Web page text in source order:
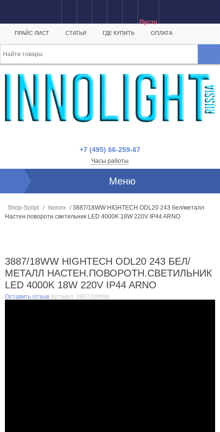
Пусто
ПРАЙС ЛИСТ СТАТЬИ ГДЕ КУПИТЬ ОПЛАТА
+7 (495) 66-259-67
Часы работы
Меню
Shop-Script / Isonex /3887/18WW HIGHTECH ODL20 243 бел/металл
Настен.поворотн.светильник LED 4000K 18W 220V IP44 ARNO
3887/18WW HIGHTECH ODL20 243 БЕЛ/
МЕТАЛЛ НАСТЕН.ПОВОРОТН.СВЕТИЛЬНИК
LED 4000K 18W 220V IP44 ARNO
Оставить отзыв Артикул: 3887/18WW